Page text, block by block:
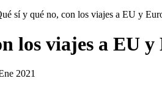
sí y qué no, con los viajes a EU y
los viajes a EU y
2021